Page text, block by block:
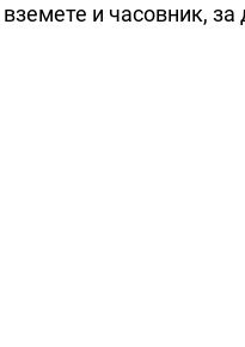
и часовник,